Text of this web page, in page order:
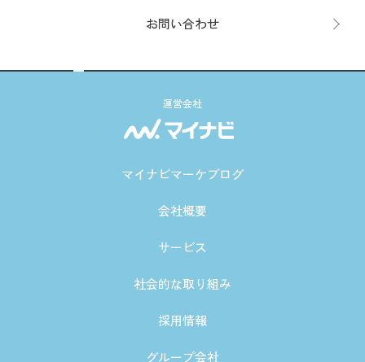
お問い合わせ
運営会社
マイナビマーケブログ
会社概要
サービス
社会的な取り組み
採用情報
グループ会社